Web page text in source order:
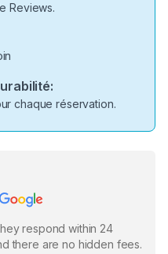
Reviews.
chaque réservation.
respond within 24
there are no hidden fees.